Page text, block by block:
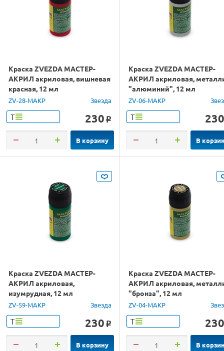
Краска ZVEZDA МАСТЕР-
АКРИЛ акриловая, вишневая
красная, 12 мл
ZV-28-МАКР Звезда
Т 230 o
В корзину
Краска ZVEZDA МАСТЕР-
АКРИЛ акриловая,
"алюминий", 12 мл
ZV-06-МАКР
Т 230
В
Краска ZVEZDA МАСТЕР-
АКРИЛ акриловая,
изумрудная, 12 мл
ZV-59-МАКР Звезда
Т 230 o
В корзину
Краска ZVEZDA МАСТЕР-
АКРИЛ акриловая,
"бронза", 12 мл
ZV-04-МАКР
Т 230
В